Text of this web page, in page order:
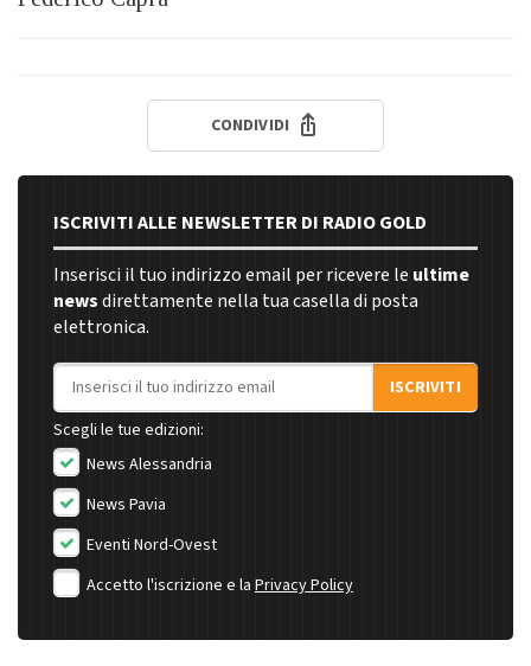
CONDIVIDI
ISCRIVITI ALLE NEWSLETTER DI RADIO GOLD
Inserisci il tuo indirizzo email per ricevere le ultime
newsdirettamente nella tua casella di posta
elettronica.
Indirizzo email
ISCRIVITI
Scegli le tue edizioni:
News Alessandria
News Pavia
Eventi Nord-Ovest
Accetto l'iscrizione e la Privacy Policy